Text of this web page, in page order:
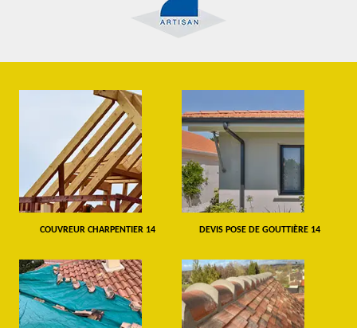
COUVREUR CHARPENTIER 14 DEVIS POSE DE GOUTTIÈRE 14